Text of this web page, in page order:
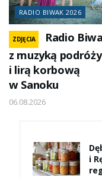
RADIO BIWAK 2026
ZDJĘCIA
Radio
z muzyką podróży
i lirą korbową
w Sanoku
06.08.2026
i